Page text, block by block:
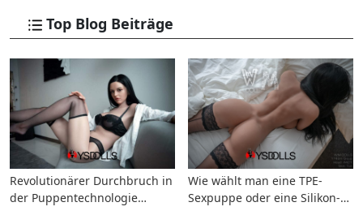
Top Blog Beiträge
Revolutionärer Durchbruch in
der Puppentechnologie
Wie wählt man eine TPE-
Sexpuppe oder eine Silikon-